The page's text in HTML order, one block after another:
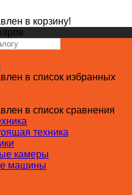
в корзину!
в список избранных
в список сравнения
техника
камеры
машины